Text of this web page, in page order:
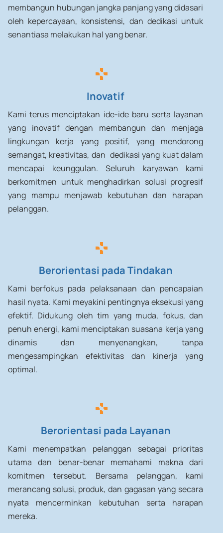
membangun hubungan jangka panjang yang didasari
oleh kepercayaan, konsistensi, dan dedikasi untuk
senantiasa melakukan hal yang benar.
Inovatif
Kami terus menciptakan ide-ide baru serta layanan
yang inovatif dengan membangun dan menjaga
lingkungan kerja yang positif, yang mendorong
semangat, kreativitas, dan dedikasi yang kuat dalam
mencapai keunggulan. Seluruh karyawan kami
berkomitmen untuk menghadirkan solusi progresif
yang mampu menjawab kebutuhan dan harapan
pelanggan.
Berorientasi pada Tindakan
Kami berfokus pada pelaksanaan dan pencapaian
hasil nyata. Kami meyakini pentingnya eksekusi yang
efektif. Didukung oleh tim yang muda, fokus, dan
penuh energi, kami menciptakan suasana kerja yang
dinamis dan menyenangkan, tanpa
mengesampingkan efektivitas dan kinerja yang
optimal.
Berorientasi pada Layanan
Kami menempatkan pelanggan sebagai prioritas
utama dan benar-benar memahami makna dari
komitmen tersebut. Bersama pelanggan, kami
merancang solusi, produk, dan gagasan yang secara
nyata mencerminkan kebutuhan serta harapan
mereka.